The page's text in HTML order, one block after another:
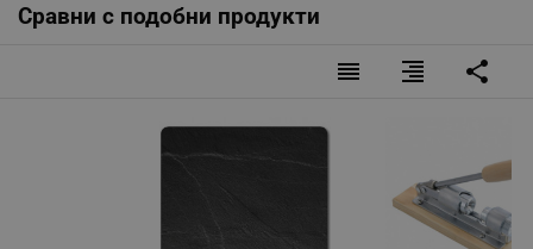
Сравни с подобни продукти
reorder format_align_right share